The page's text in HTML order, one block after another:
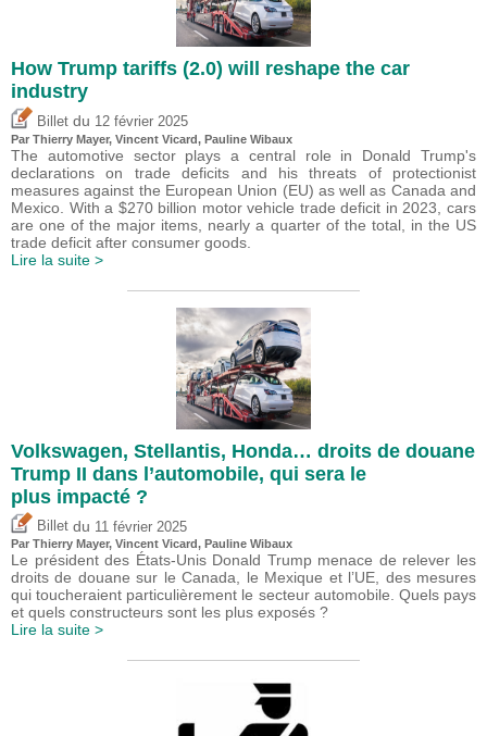
How Trump tariffs (2.0) will reshape the car
industry
Billet du 12 février 2025
Par Thierry Mayer, Vincent Vicard, Pauline Wibaux
The automotive sector plays a central role in Donald Trump's
declarations on trade deficits and his threats of protectionist
measures against the European Union (EU) as well as Canada and
Mexico. With a $270 billion motor vehicle trade deficit in 2023, cars
are one of the major items, nearly a quarter of the total, in the US
trade deficit after consumer goods.
Lire la suite >
Volkswagen, Stellantis, Honda… droits de douane
Trump II dans l’automobile, qui sera le
plus impacté ?
Billet du 11 février 2025
Par Thierry Mayer, Vincent Vicard, Pauline Wibaux
Le président des États-Unis Donald Trump menace de relever les
droits de douane sur le Canada, le Mexique et l’UE, des mesures
qui toucheraient particulièrement le secteur automobile. Quels pays
et quels constructeurs sont les plus exposés ?
Lire la suite >